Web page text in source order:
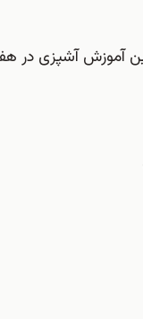
آموزش آشپزی در